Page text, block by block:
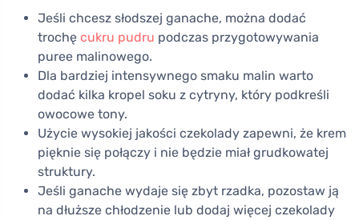
Jeśli chcesz słodszej ganache, można dodać
trochę cukru pudru podczas przygotowywania
puree malinowego.
Dla bardziej intensywnego smaku malin warto
dodać kilka kropel soku z cytryny, który podkreśli
owocowe tony.
Użycie wysokiej jakości czekolady zapewni, że krem
pięknie się połączy i nie będzie miał grudkowatej
struktury.
Jeśli ganache wydaje się zbyt rzadka, pozostaw ją
na dłuższe chłodzenie lub dodaj więcej czekolady